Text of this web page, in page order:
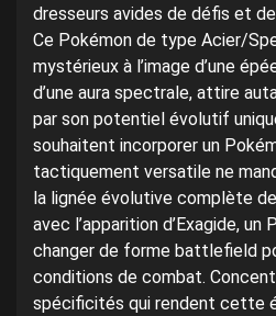
dresseurs avides de défis et
Ce Pokémon de type Acier/
mystérieux à l’image d’une
d’une aura spectrale, attire
par son potentiel évolutif
souhaitent incorporer un
tactiquement versatile ne
la lignée évolutive complète
avec l’apparition d’Exagide,
changer de forme battlefield
conditions de combat.
spécificités qui rendent cette